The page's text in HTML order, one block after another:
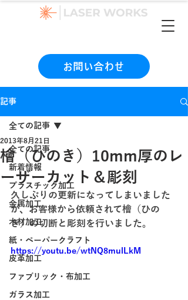
お問い合わせ
記事
全ての記事
新着情報
プラスチック加工
金属加工
木材加工
紙・ペーパークラフト
皮革加工
ファブリック・布加工
ガラス加工
全ての記事
檜（ひのき）10mm厚のレ
ーザーカット＆彫刻
2013年8月21日
久しぶりの更新になってしまいました
が、お客様から依頼されて檜（ひの
き）の切断と彫刻を行いました。
https://youtu.be/wtNQ8mulLkM